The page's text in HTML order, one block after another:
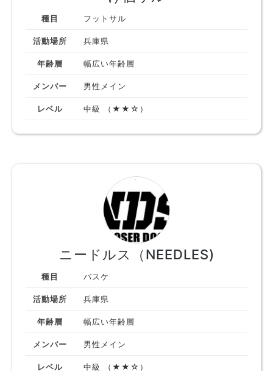
種目 フットサル
活動場所 兵庫県
年齢層 幅広い年齢層
メンバー 男性メイン
レベル 中級 （★★☆）
ニードルス（NEEDLES)
種目 バスケ
活動場所 兵庫県
年齢層 幅広い年齢層
メンバー 男性メイン
レベル 中級 （★★☆）